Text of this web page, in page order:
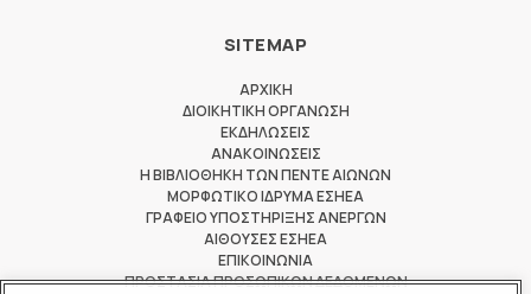
SITEMAP
ΑΡΧΙΚΗ
ΔΙΟΙΚΗΤΙΚΗ ΟΡΓΑΝΩΣΗ
ΕΚΔΗΛΩΣΕΙΣ
ΑΝΑΚΟΙΝΩΣΕΙΣ
Η ΒΙΒΛΙΟΘΗΚΗ ΤΩΝ ΠΕΝΤΕ ΑΙΩΝΩΝ
ΜΟΡΦΩΤΙΚΟ ΙΔΡΥΜΑ ΕΣΗΕΑ
ΓΡΑΦΕΙΟ ΥΠΟΣΤΗΡΙΞΗΣ ΑΝΕΡΓΩΝ
ΑΙΘΟΥΣΕΣ ΕΣΗΕΑ
ΕΠΙΚΟΙΝΩΝΙΑ
ΠΡΟΣΤΑΣΙΑ ΠΡΟΣΩΠΙΚΩΝ ΔΕΔΟΜΕΝΩΝ